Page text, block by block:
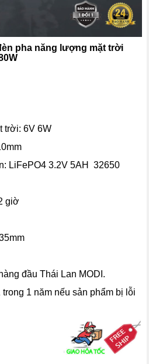
pha năng lượng mặt trời
trời: 6V 6W
LiFePO4 3.2V 5AH 32650
giờ
đầu Thái Lan MODI.
1 năm nếu sản phẩm bị lỗi